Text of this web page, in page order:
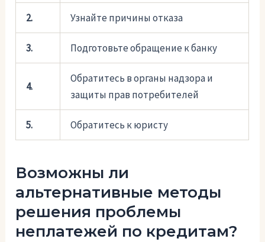
2. Узнайте причины отказа
3. Подготовьте обращение к банку
4.
Обратитесь в органы надзора и
защиты прав потребителей
5. Обратитесь к юристу
Возможны ли
альтернативные методы
решения проблемы
неплатежей по кредитам?